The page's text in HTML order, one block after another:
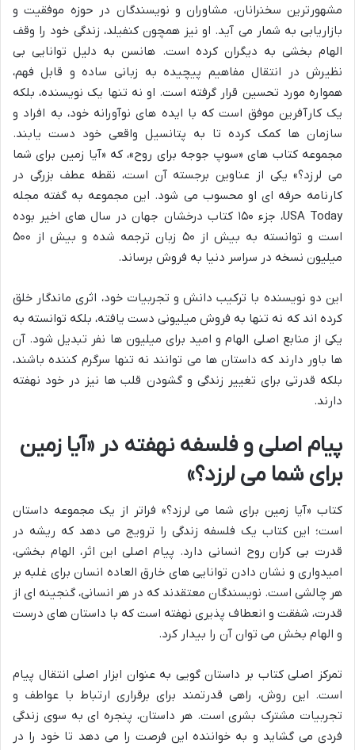
مشهورترین سخنرانان، مشاوران و نویسندگان در حوزه موفقیت و
بازاریابی به شمار می آید. او نیز همچون کنفیلد، زندگی خود را وقف
الهام بخشی به دیگران کرده است. هانسن به دلیل توانایی بی
نظیرش در انتقال مفاهیم پیچیده به زبانی ساده و قابل فهم،
همواره مورد تحسین قرار گرفته است. او نه تنها یک نویسنده، بلکه
یک کارآفرین موفق است که با ایده های نوآورانه خود، به افراد و
سازمان ها کمک کرده تا به پتانسیل واقعی خود دست یابند.
مجموعه کتاب های «سوپ جوجه برای روح»، که «آیا زمین برای شما
می لرزد؟» یکی از عناوین برجسته آن است، نقطه عطف بزرگی در
کارنامه حرفه ای او محسوب می شود. این مجموعه به گفته مجله
USA Today، جزء ۱۵۰ کتاب درخشان جهان در سال های اخیر بوده
است و توانسته به بیش از ۵۰ زبان ترجمه شده و بیش از ۵۰۰
میلیون نسخه در سراسر دنیا به فروش برساند.
این دو نویسنده با ترکیب دانش و تجربیات خود، اثری ماندگار خلق
کرده اند که نه تنها به فروش میلیونی دست یافته، بلکه توانسته به
یکی از منابع اصلی الهام و امید برای میلیون ها نفر تبدیل شود. آن
ها باور دارند که داستان ها می توانند نه تنها سرگرم کننده باشند،
بلکه قدرتی برای تغییر زندگی و گشودن قلب ها نیز در خود نهفته
دارند.
پیام اصلی و فلسفه نهفته در «آیا زمین
برای شما می لرزد؟»
کتاب «آیا زمین برای شما می لرزد؟» فراتر از یک مجموعه داستان
است؛ این کتاب یک فلسفه زندگی را ترویج می دهد که ریشه در
قدرت بی کران روح انسانی دارد. پیام اصلی این اثر، الهام بخشی،
امیدواری و نشان دادن توانایی های خارق العاده انسان برای غلبه بر
هر چالشی است. نویسندگان معتقدند که در هر انسانی، گنجینه ای از
قدرت، شفقت و انعطاف پذیری نهفته است که با داستان های درست
و الهام بخش می توان آن را بیدار کرد.
تمرکز اصلی کتاب بر داستان گویی به عنوان ابزار اصلی انتقال پیام
است. این روش، راهی قدرتمند برای برقراری ارتباط با عواطف و
تجربیات مشترک بشری است. هر داستان، پنجره ای به سوی زندگی
فردی می گشاید و به خواننده این فرصت را می دهد تا خود را در